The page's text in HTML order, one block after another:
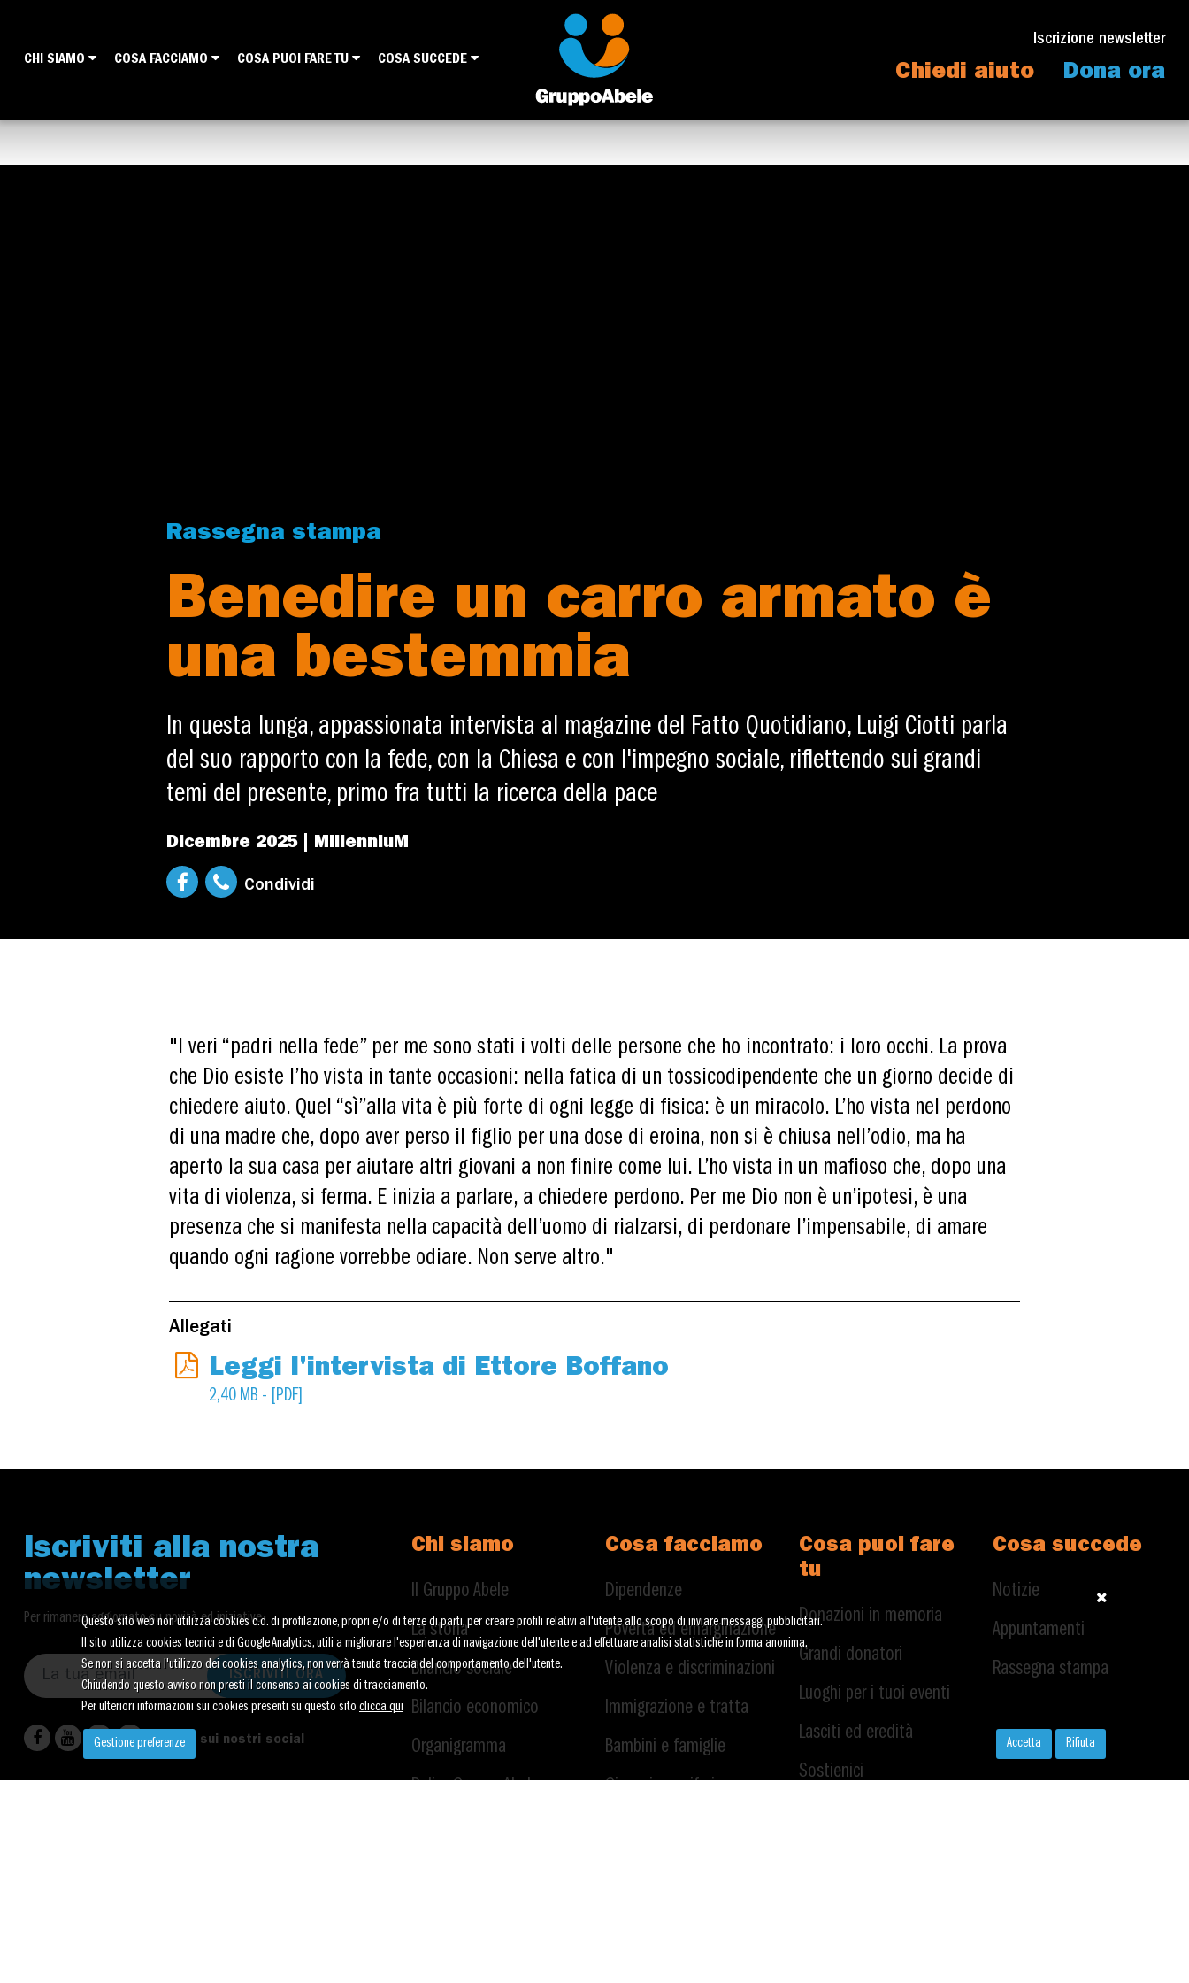
CHI SIAMO COSA FACCIAMO COSA PUOI FARE TU COSA SUCCEDE
Iscrizione newsletter
Chiedi aiuto Dona ora
Rassegna stampa
Benedire un carro armato è
una bestemmia
In questa lunga, appassionata intervista al magazine del Fatto Quotidiano, Luigi Ciotti parla
del suo rapporto con la fede, con la Chiesa e con l'impegno sociale, riflettendo sui grandi
temi del presente, primo fra tutti la ricerca della pace
Dicembre 2025 | MillenniuM
Condividi
"I veri “padri nella fede” per me sono stati i volti delle persone che ho incontrato: i loro occhi. La prova
che Dio esiste l’ho vista in tante occasioni: nella fatica di un tossicodipendente che un giorno decide di
chiedere aiuto. Quel “sì”alla vita è più forte di ogni legge di fisica: è un miracolo. L’ho vista nel perdono
di una madre che, dopo aver perso il figlio per una dose di eroina, non si è chiusa nell’odio, ma ha
aperto la sua casa per aiutare altri giovani a non finire come lui. L’ho vista in un mafioso che, dopo una
vita di violenza, si ferma. E inizia a parlare, a chiedere perdono. Per me Dio non è un’ipotesi, è una
presenza che si manifesta nella capacità dell’uomo di rialzarsi, di perdonare l’impensabile, di amare
quando ogni ragione vorrebbe odiare. Non serve altro."
Allegati
Leggi l'intervista di Ettore Boffano
2,40 MB - [PDF]
Iscriviti alla nostra
newsletter
Per rimanere aggiornato su novità ed iniziative
ISCRIVITI ORA
Seguici sui nostri social
Chi siamo
Il Gruppo Abele
La storia
Bilancio sociale
Bilancio economico
Organigramma
Policy Gruppo Abele
Cosa facciamo
Dipendenze
Povertà ed emarginazione
Violenza e discriminazioni
Immigrazione e tratta
Bambini e famiglie
Giovani e periferie
Cosa puoi fare
tu
Donazioni in memoria
Grandi donatori
Luoghi per i tuoi eventi
Lasciti ed eredità
Sostienici
Cosa succede
Notizie
Appuntamenti
Rassegna stampa
Questo sito web non utilizza cookies c.d. di profilazione, propri e/o di terze di parti, per creare profili relativi all'utente allo scopo di inviare messaggi pubblicitari.
Il sito utilizza cookies tecnici e di Google Analytics, utili a migliorare l'esperienza di navigazione dell'utente e ad effettuare analisi statistiche in forma anonima.
Se non si accetta l'utilizzo dei cookies analytics, non verrà tenuta traccia del comportamento dell'utente.
Chiudendo questo avviso non presti il consenso ai cookies di tracciamento.
Per ulteriori informazioni sui cookies presenti su questo sito clicca qui
Gestione preferenze Rifiuta
Accetta